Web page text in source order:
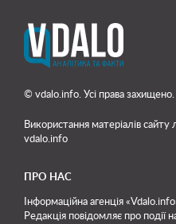
© vdalo.info. Усі права захищено.
Використання матеріалів
vdalo.info
ПРО НАС
Інформаційна агенція
Редакція повідомляє про події